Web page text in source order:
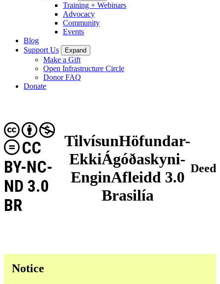
Training + Webinars
Advocacy
Community
Events
Blog
Support Us
Expand
Make a Gift
Open Infrastructure Circle
Donor FAQ
Donate
TilvísunHöfundar-
EkkiÁgóðaskyni-
EnginAfleidd 3.0
Brasilía
CC
BY-NC-
ND 3.0
BR
Deed
Notice